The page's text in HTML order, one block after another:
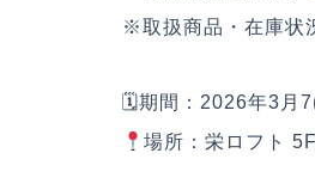
※取扱商品・在庫状
🗓期間：2026年3月
場所：栄ロフト 5F